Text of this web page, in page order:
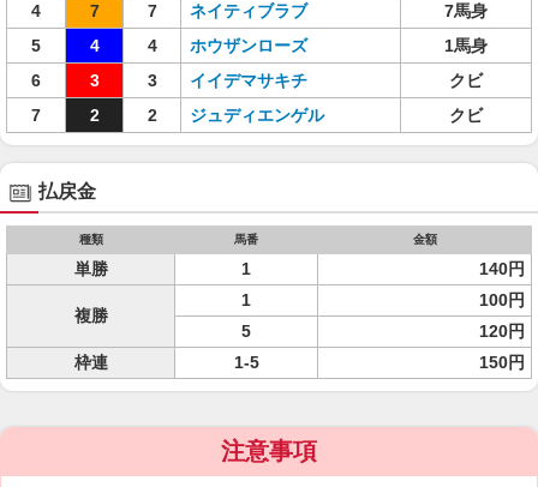
4
7 7 ネイティブラブ
7馬身
5
4 4 ホウザンローズ
1馬身
6
3 3 イイデマサキチ
クビ
7
2 2 ジュディエンゲル クビ
払戻金
種類 馬番 金額
単勝 1 140円
複勝
1
100円
5
120円
枠連
1-5 150円
注意事項